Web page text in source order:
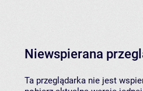
Niewspierana
Ta przeglądarka nie jest